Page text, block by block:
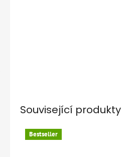
Související produkty
Bestseller